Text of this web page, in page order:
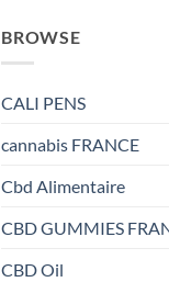
BROWSE
CALI PENS
cannabis FRANCE
Cbd Alimentaire
CBD GUMMIES
CBD Oil